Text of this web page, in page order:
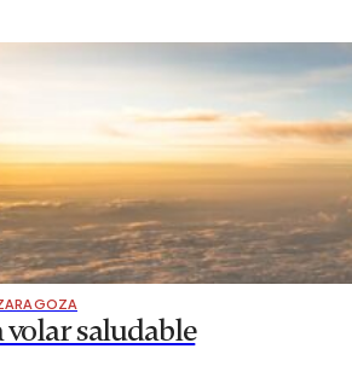
volar saludable